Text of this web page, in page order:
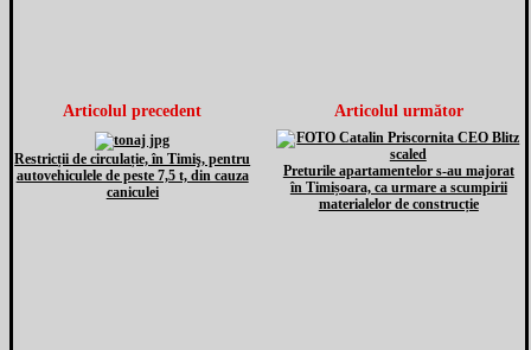
Articolul precedent
Restricții de circulație, în Timiş, pentru
autovehiculele de peste 7,5 t, din cauza
caniculei
Articolul următor
Preturile apartamentelor s-au majorat
în Timișoara, ca urmare a scumpirii
materialelor de construcție